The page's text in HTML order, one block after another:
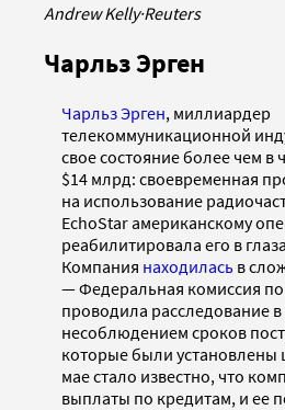
Andrew Kelly·Reuters
Чарльз Эрген
Чарльз Эрген, миллиардер
телекоммуникационной
свое состояние более чем в
$14 млрд: своевременная
на использование
EchoStar американскому
реабилитировала его в
Компания находилась в
— Федеральная комиссия по
проводила расследование в
несоблюдением сроков
которые были установлены
мае стало известно, что
выплаты по кредитам, и ее